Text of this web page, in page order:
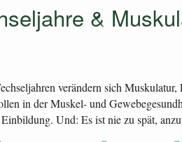
&
verändern sich
in der Muskel- und
Und: Es ist nie zu spät,